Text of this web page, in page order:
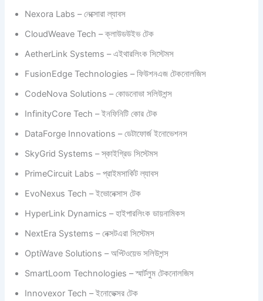
Nexora Labs – নেক্সোরা ল্যাবস
CloudWeave Tech – ক্লাউডউইভ টেক
AetherLink Systems – এইথারলিংক সিস্টেমস
FusionEdge Technologies – ফিউশনএজ টেকনোলজিস
CodeNova Solutions – কোডনোভা সলিউশন্স
InfinityCore Tech – ইনফিনিটি কোর টেক
DataForge Innovations – ডেটাফোর্জ ইনোভেশনস
SkyGrid Systems – স্কাইগ্রিড সিস্টেমস
PrimeCircuit Labs – প্রাইমসার্কিট ল্যাবস
EvoNexus Tech – ইভোনেক্সাস টেক
HyperLink Dynamics – হাইপারলিংক ডায়নামিকস
NextEra Systems – নেক্সটএরা সিস্টেমস
OptiWave Solutions – অপ্টিওয়েভ সলিউশন্স
SmartLoom Technologies – স্মার্টলুম টেকনোলজিস
Innovexor Tech – ইনোভেক্সর টেক